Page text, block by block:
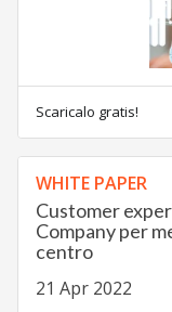
Scaricalo gratis!
WHITE PAPER
Customer
Company per
centro
21 Apr 2022